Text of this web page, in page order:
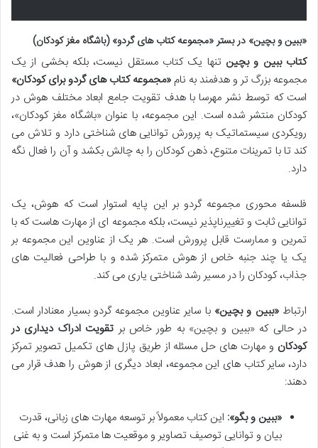
«ببین و بچین» در بستر «مجموعه کتاب های گردو» (باشگاه مغز کودکان)
کتاب ببین و بچین تنها یک کتاب مستقل نیست، بلکه بخشی از یک
مجموعه بزرگ تر و هدفمند به نام «مجموعه کتاب های گردو برای کودکان»
است که توسط نشر مهرسا با هدف تقویت جامع ابعاد مختلف هوش در
کودکان منتشر شده است. این مجموعه، با عنوان «باشگاه مغز کودکان»،
رویکردی سیستماتیک به پرورش توانایی های شناختی دارد و تلاش می
کند تا با تمرینات متنوع، ذهن کودکان را به چالش بکشد و آن را فعال نگه
دارد.
فلسفه محوری مجموعه گردو بر این پایه استوار است که هوش، یک
توانایی ثابت و تغییرناپذیر نیست، بلکه مجموعه ای از مهارت هاست که با
تمرین و ممارست قابل پرورش است. هر یک از عناوین این مجموعه بر
یک یا چند جنبه خاص از هوش متمرکز شده و با طراحی فعالیت های
جذاب، کودکان را در مسیر رشد شناختی یاری می کند.
ارتباط«ببین و بچین» با سایر عناوین مجموعه گردو بسیار معنادار است.
در حالی که «ببین و بچین» به طور خاص بر تقویت ادراک دیداری در
کودکان و مهارت های حل مسئله از طریق پازل های تکمیل تصویر تمرکز
دارد، سایر کتاب های این مجموعه، ابعاد دیگری از هوش را هدف قرار می
دهند:
«ببین و بگو»: این کتاب معمولاً بر توسعه مهارت های زبانی، قدرت
بیان و توانایی توصیف تصاویر و موقعیت ها متمرکز است و به غنی